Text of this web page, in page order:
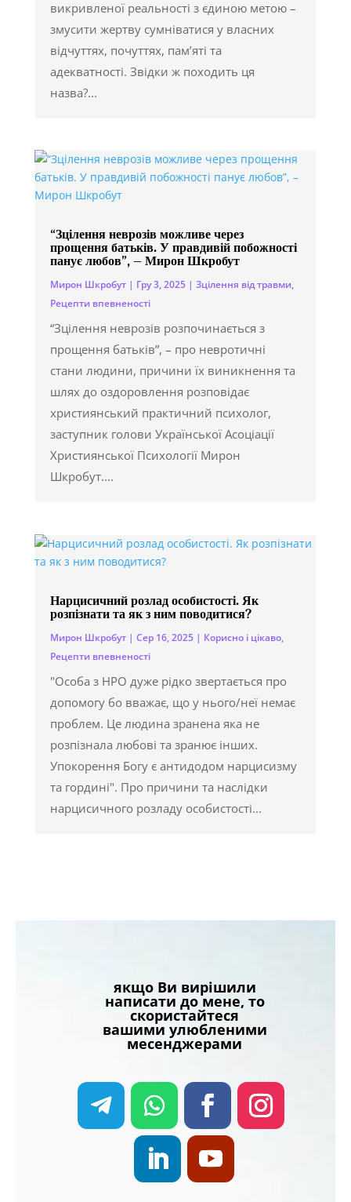
викривленої реальності з єдиною метою –
змусити жертву сумніватися у власних
відчуттях, почуттях, пам’яті та
адекватності. Звідки ж походить ця
назва?...
“Зцілення неврозів можливе через
прощення батьків. У правдивій побожності
панує любов”, – Мирон Шкробут
Мирон Шкробут| Гру 3, 2025| Зцілення від травми,
Рецепти впевненості
“Зцілення неврозів розпочинається з
прощення батьків”, – про невротичні
стани людини, причини їх виникнення та
шлях до оздоровлення розповідає
християнський практичний психолог,
заступник голови Української Асоціації
Християнської Психології Мирон
Шкробут....
Нарцисичний розлад особистості. Як
розпізнати та як з ним поводитися?
Мирон Шкробут| Сер 16, 2025| Корисно і цікаво,
Рецепти впевненості
"Особа з НРО дуже рідко звертається про
допомогу бо вважає, що у нього/неї немає
проблем. Це людина зранена яка не
розпізнала любові та зранює інших.
Упокорення Богу є антидодом нарцисизму
та гордині". Про причини та наслідки
нарцисичного розладу особистості...
якщо Ви вирішили
написати до мене, то
скористайтеся
вашими улюбленими
месенджерами